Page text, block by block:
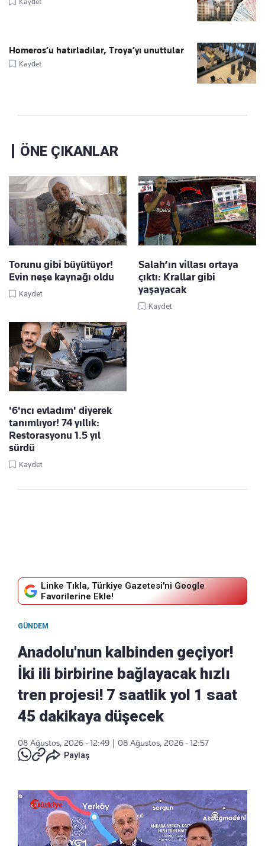
Homeros’u hatırladılar, Troya’yı unuttular
Kaydet
ÖNE ÇIKANLAR
Torunu gibi büyütüyor!
Evin neşe kaynağı oldu
Kaydet
Salah’ın villası ortaya
çıktı: Krallar gibi
yaşayacak
Kaydet
'6'ncı evladım' diyerek
tanımlıyor! 74 yıllık:
Restorasyonu 1.5 yıl
sürdü
Kaydet
Linke Tıkla, Türkiye Gazetesi'ni Google
Favorilerine Ekle!
GÜNDEM
Anadolu'nun kalbinden geçiyor!
İki ili birbirine bağlayacak hızlı
tren projesi! 7 saatlik yol 1 saat
45 dakikaya düşecek
08 Ağustos, 2026 - 12:49
08 Ağustos, 2026 - 12:57
Paylaş